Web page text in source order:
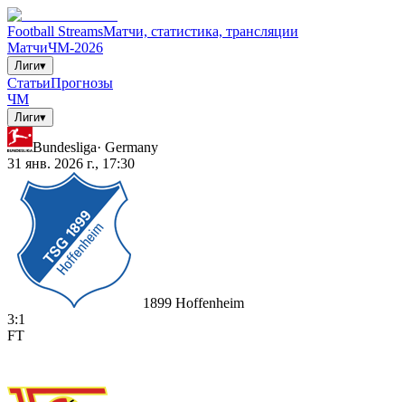
Football StreamsМатчи, статистика, трансляции
МатчиЧМ-2026
Лиги▾
СтатьиПрогнозы
ЧМ
Лиги▾
Bundesliga· Germany
31 янв. 2026 г., 17:30
1899 Hoffenheim
3:1
FT